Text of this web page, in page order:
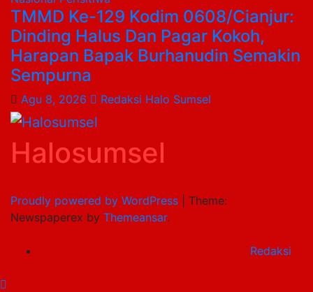
TMMD Ke-129 Kodim 0608/Cianjur:
Dinding Halus Dan Pagar Kokoh,
Harapan Bapak Burhanudin Semakin
Sempurna
Agu 8, 2026 Redaksi Halo Sumsel
Halosumsel
Proudly powered by WordPress
Theme:
Newspaperex by Themeansar.
Redaksi